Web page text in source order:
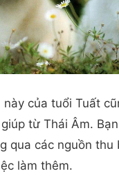
này của tuổi Tuất
từ Thái Âm.
qua các nguồn thu
làm thêm.